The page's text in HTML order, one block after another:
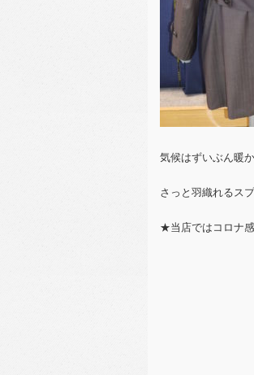
気候はずいぶん暖
さっと羽織れるス
★当店ではコロナ